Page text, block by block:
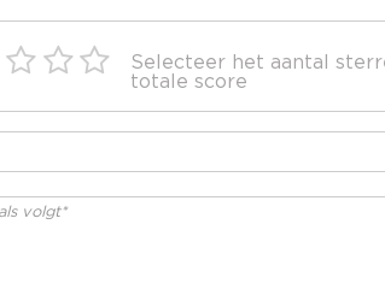
Selecteer het aantal
totale score